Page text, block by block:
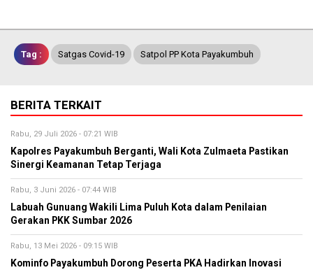
Tag : Satgas Covid-19 Satpol PP Kota Payakumbuh
BERITA TERKAIT
Rabu, 29 Juli 2026 - 07:21 WIB
Kapolres Payakumbuh Berganti, Wali Kota Zulmaeta Pastikan
Sinergi Keamanan Tetap Terjaga
Rabu, 3 Juni 2026 - 07:44 WIB
Labuah Gunuang Wakili Lima Puluh Kota dalam Penilaian
Gerakan PKK Sumbar 2026
Rabu, 13 Mei 2026 - 09:15 WIB
Kominfo Payakumbuh Dorong Peserta PKA Hadirkan Inovasi